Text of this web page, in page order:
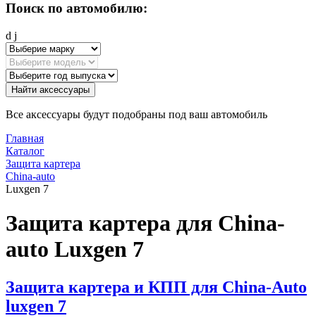
Поиск по автомобилю:
d j
Найти аксессуары
Все аксессуары будут подобраны под ваш автомобиль
Главная
Каталог
Защита картера
China-auto
Luxgen 7
Защита картера для China-
auto Luxgen 7
Защита картера и КПП для China-Auto
luxgen 7